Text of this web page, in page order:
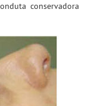
conservadora